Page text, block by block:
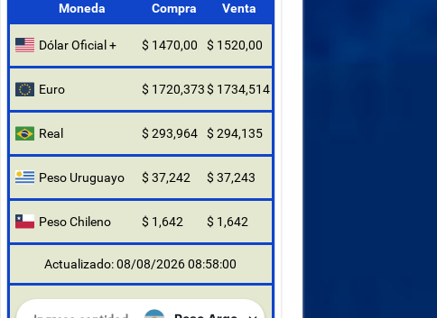
Moneda Compra Venta
Dólar Oficial + $ 1470,00 $ 1520,00
Euro $ 1720,373$ 1734,514
Real $ 293,964 $ 294,135
Peso Uruguayo $ 37,242 $ 37,243
Peso Chileno $ 1,642 $ 1,642
Actualizado: 08/08/2026 08:58:00